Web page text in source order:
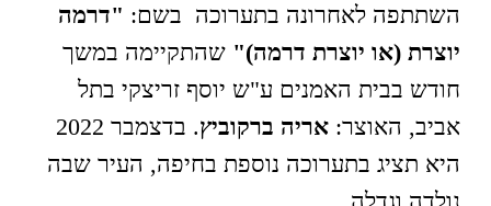
השתתפה לאחרונה בתערוכה בשם: "דרמה
יוצרת (או יוצרת דרמה)" שהתקיימה במשך
חודש בבית האמנים ע"ש יוסף זריצקי בתל
אביב, האוצר: אריה ברקוביץ
. בדצמבר 2022
היא תציג בתערוכה נוספת בחיפה, העיר שבה